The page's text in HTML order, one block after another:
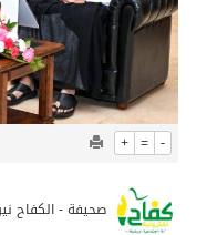
+ = -
صحيفة - الكفاح